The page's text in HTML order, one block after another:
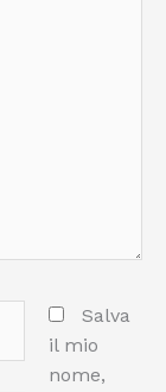
Salva
il mio
nome,